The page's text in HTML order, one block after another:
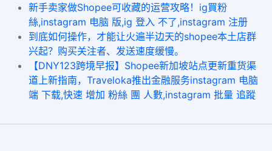
新手卖家做Shopee可收藏的运营攻略！ig買粉
絲,instagram 电脑 版,ig 登入 不了,instagram 注册
到底如何操作，才能让火遍半边天的shopee本土店群
兴起？购买关注者、发送速度缓慢。
【DNY123跨境早报】Shopee新加坡站点更新重货渠
道上新指南，Traveloka推出金融服务instagram 电脑
端 下载,快速 增加 粉絲 團 人數,instagram 批量 追蹤